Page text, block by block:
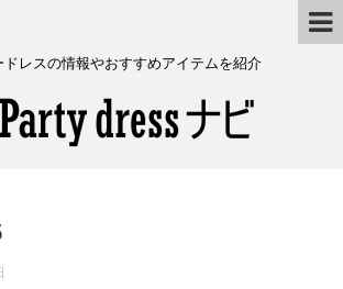
ドレスの情報やおすすめアイテムを紹介